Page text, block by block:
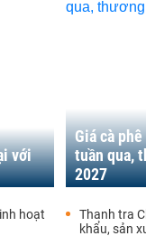
với
hoạt
Giá cà
tuần qua,
2027
Thanh tra
khẩu, sản